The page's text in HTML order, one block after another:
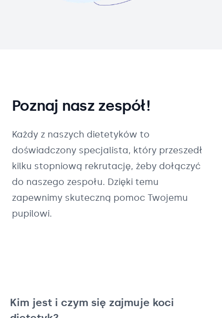
Poznaj nasz zespół!
Każdy z naszych dietetyków to
doświadczony specjalista, który przeszedł
kilku stopniową rekrutację, żeby dołączyć
do naszego zespołu. Dzięki temu
zapewnimy skuteczną pomoc Twojemu
pupilowi.
Kim jest i czym się zajmuje koci